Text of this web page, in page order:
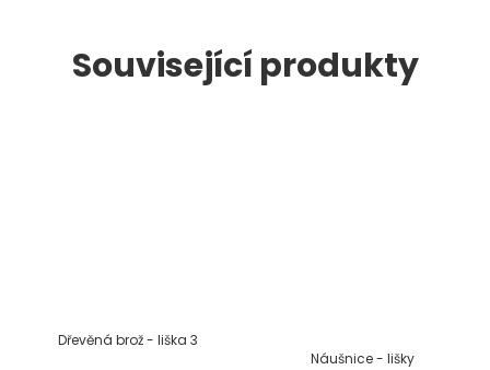
Související produkty
Dřevěná brož - liška 3
Náušnice - lišky